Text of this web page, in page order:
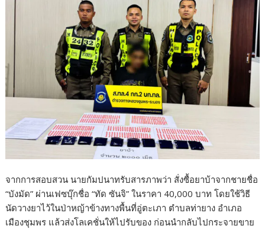
จากการสอบสวน นายกัมปนาทรับสารภาพว่า สั่งซื้อยาบ้าจากชายชื่อ
“บังมัด” ผ่านเฟซบุ๊กชื่อ “ทัด ซันจิ” ในราคา 40,000 บาท โดยใช้วิธี
นัดวางยาไว้ในป่าหญ้าข้างทางพื้นที่อู่ตะเภา ตำบลท่ายาง อำเภอ
เมืองชุมพร แล้วส่งโลเคชั่นให้ไปรับของ ก่อนนำกลับไปกระจายขาย